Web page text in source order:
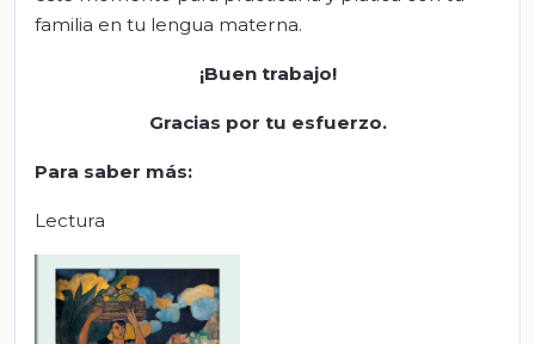
familia en tu lengua materna.
¡Buen trabajo!
Gracias por tu esfuerzo.
Para saber más:
Lectura